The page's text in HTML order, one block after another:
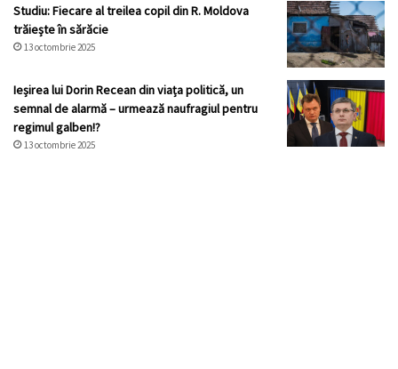
Studiu: Fiecare al treilea copil din R. Moldova
trăiește în sărăcie
13 octombrie 2025
Ieșirea lui Dorin Recean din viața politică, un
semnal de alarmă – urmează naufragiul pentru
regimul galben!?
13 octombrie 2025